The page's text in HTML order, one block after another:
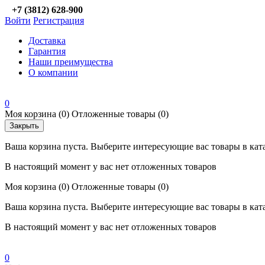
+7 (3812) 628-900
Войти Регистрация
Доставка
Гарантия
Наши преимущества
О компании
0
Моя корзина (0) Отложенные товары (0)
Закрыть
Ваша корзина пуста. Выберите интересующие вас товары в
В настоящий момент у вас нет отложенных товаров
Моя корзина (0) Отложенные товары (0)
Ваша корзина пуста. Выберите интересующие вас товары в
В настоящий момент у вас нет отложенных товаров
0